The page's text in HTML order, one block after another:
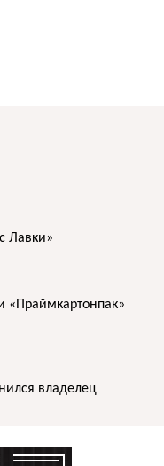
Лавки»
«Праймкартонпак»
владелец